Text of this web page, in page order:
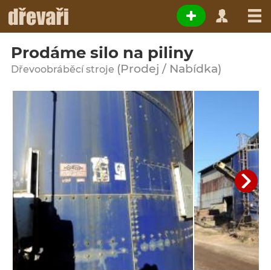
Prodáme silo na piliny
Dřevoobráběcí stroje (Prodej / Nabídka)